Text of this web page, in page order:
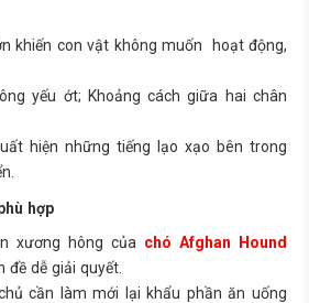
khiến con vật không muốn hoạt động,
yếu ớt; Khoảng cách giữa hai chân
hiện những tiếng lạo xạo bên trong
hợp
xương hông của chó Afghan Hound
đề dễ giải quyết.
cần làm mới lại khẩu phần ăn uống